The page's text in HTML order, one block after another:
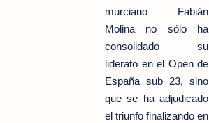
murciano Fabián
Molina no sólo ha
consolidado su
liderato en el Open de
España sub 23, sino
que se ha adjudicado
el triunfo finalizando en